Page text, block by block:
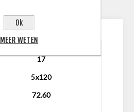
17
5x120
72.60
Ok
MEER WETEN